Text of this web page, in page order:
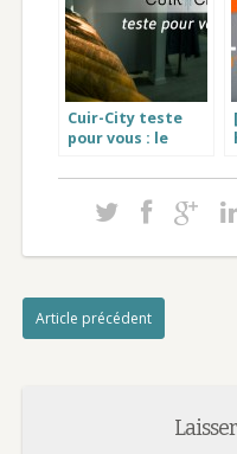
Cuir-City teste
pour vous : le
Ayrton de chez
Redskins
Article précédent